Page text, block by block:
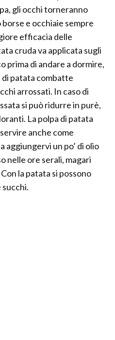
gli occhi torneranno
e occhiaie sempre
efficacia delle
cruda va applicata sugli
prima di andare a dormire,
di patata combatte
arrossati. In caso di
si può ridurre in purè,
La polpa di patata
anche come
aggiungervi un po’ di olio
nelle ore serali, magari
la patata si possono